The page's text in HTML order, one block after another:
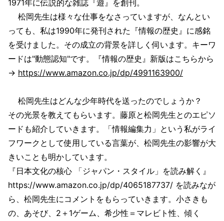
1971年に伝説的な雑誌『遊』を創刊。
松岡先生は様々な仕事をなさっていますが、なんとい
っても、私は1990年に発刊された『情報の歴史』に感銘
を受けました。その成立の背景を詳しく伺います。キーワ
ードは"動態認知"です。『情報の歴史』新版はこちらから
→ https://www.amazon.co.jp/dp/4991163900/
松岡先生はどんな少年時代を送ったのでしょうか？
その光景を教えてもらいます。藤原と松岡先生とのエピソ
ードも紹介していきます。「情報編集力」という私がライ
フワークとして使用している言葉が、松岡先生の影響が大
きいことも明かしています。
『日本文化の核心 「ジャパン・スタイル」を読み解く』
https://www.amazon.co.jp/dp/4065187737/ を読みなが
ら、松岡先生にコメントをもらっていきます。小さきも
の、あそび、2＋1ゲーム、希少性＝マレビト性、傾く